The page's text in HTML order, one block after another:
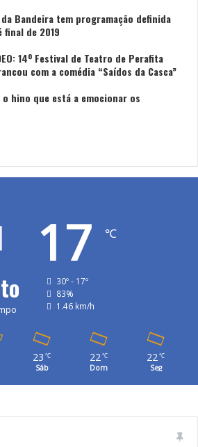
da Bandeira tem programação definida
final de 2019
14º Festival de Teatro de Perafita
com a comédia “Saídos da Casca”
o hino que está a emocionar os
17 ℃
30º - 17º
83%
1.46 km/h
23 ℃
Sáb
22℃
Dom
22℃
Seg